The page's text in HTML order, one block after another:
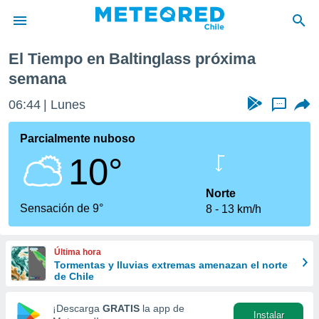
de
para
la
calidad.
a este
forma
digital
El Tiempo en Baltinglass próxima
semana
06:44 Lunes ...
Parcialmente nuboso
10°
Sensación de 9°
Norte
8
13 km/h
Última hora
Tormentas y lluvias extremas amenazan el norte
de Chile
¡Descarga GRATIS la app de
Instalar